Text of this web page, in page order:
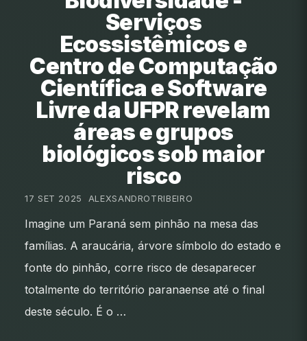
Serviços
Ecossistêmicos e
Centro de Computação
Científica e Software
Livre da UFPR revelam
áreas e grupos
biológicos sob maior
risco
17 SET 2025 ALEXSANDROTRIBEIRO
Imagine um Paraná sem pinhão na mesa das
famílias. A araucária, árvore símbolo do estado e
fonte do pinhão, corre risco de desaparecer
totalmente do território paranaense até o final
deste século. É o …